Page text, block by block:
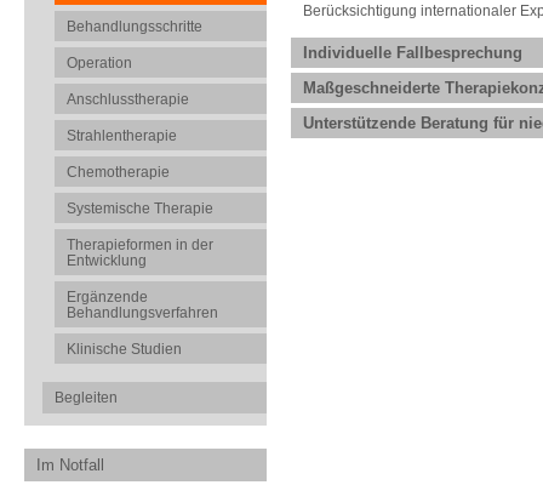
Behandlungsschritte
Operation
Anschlusstherapie
Strahlentherapie
Chemotherapie
Systemische Therapie
Therapieformen in der
Entwicklung
Ergänzende
Behandlungsverfahren
Klinische Studien
Begleiten
Im Notfall
Berücksichtigung internationaler
Individuelle Fallbesprechung
Maßgeschneiderte
Unterstützende Beratung für